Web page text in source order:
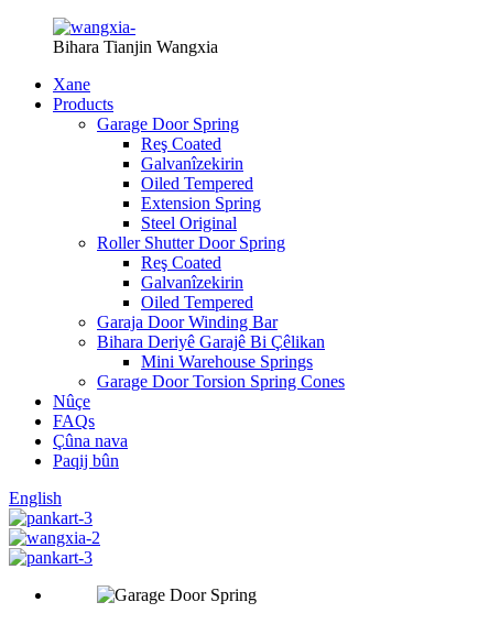
Bihara Tianjin Wangxia
Xane
Products
Garage Door Spring
Reş Coated
Galvanîzekirin
Oiled Tempered
Extension Spring
Steel Original
Roller Shutter Door Spring
Reş Coated
Galvanîzekirin
Oiled Tempered
Garaja Door Winding Bar
Bihara Deriyê Garajê Bi Çêlikan
Mini Warehouse Springs
Garage Door Torsion Spring Cones
Nûçe
FAQs
Çûna nava
Paqij bûn
English